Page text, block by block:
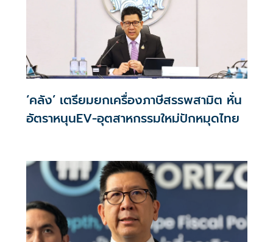
‘คลัง’ เตรียมยกเครื่องภาษีสรรพสามิต หั่น
อัตราหนุนEV-อุตสาหกรรมใหม่ปักหมุดไทย